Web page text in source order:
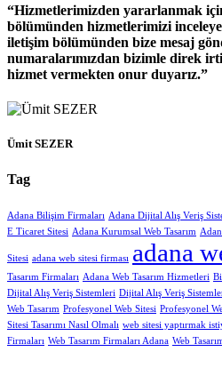
Hizmetlerimizden yararlanmak
bölümünden hizmetlerimizi
iletişim bölümünden bize mesaj
numaralarımızdan bizimle direk
hizmet vermekten onur duyarız.
Ümit SEZER
Tag
Adana Bilişim Firmaları Adana Dijital Alış Veriş
E Ticaret Sitesi Adana Kurumsal Web Tasarım
Sitesi adana web sitesi firması adana
Tasarım Firmaları Adana Web Tasarım Hizmetleri
Dijital Alış Veriş Sistemleri Dijital Alış Veriş
Web Tasarım Profesyonel Web Sitesi Profesyonel
Sitesi Tasarımı Nasıl Olmalı web sitesi yaptırmak
Firmaları Web Tasarım Firmaları Adana Web